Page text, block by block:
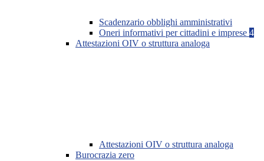
Scadenzario obblighi amministrativi
Oneri informativi per cittadini e imprese 4
Attestazioni OIV o struttura analoga
Attestazioni OIV o struttura analoga
Burocrazia zero